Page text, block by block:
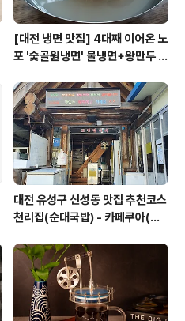
[대전 냉면 맛집] 4대째 이어온 노
포 '숯골원냉면' 물냉면+왕만두 조
대전 유성구 신성동 맛집 추천코스
천리집(순대국밥) - 카페쿠아(커